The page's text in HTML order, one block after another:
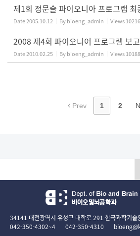
제1회 정문술 파이오니아 프로그램 최
Date2005.10.12 Bybioeng_admin Views10216
2008 제4회 파이오니어 프로그램 보
Date2010.02.25 Bybioeng_admin Views10188
Prev 1 2
34141 대전광역시 유성구 대학로 291 한국과학기술
042-350-4302~4
042-350-4310